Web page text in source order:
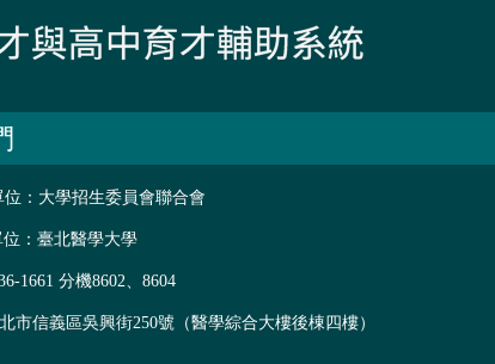
位：大學招生委員會聯合會
：臺北醫學大學
1661 分機8602、8604
市信義區吳興街250號（醫學綜合大樓後棟四樓）